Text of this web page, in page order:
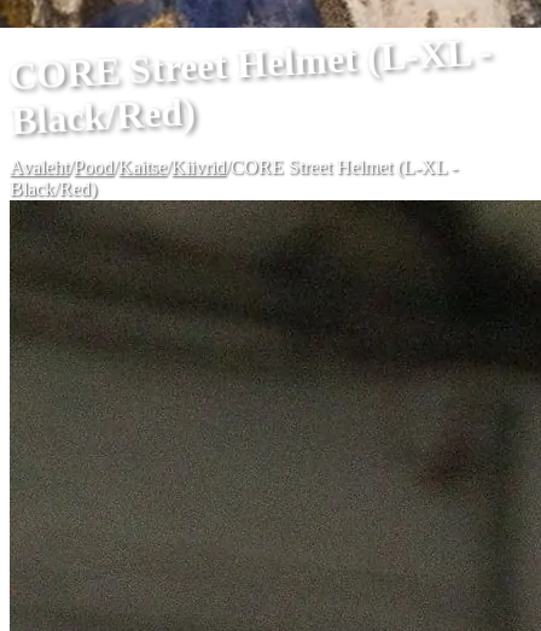
CORE Street Helmet (L-XL -
Black/Red)
Avaleht/Pood/Kaitse/Kiivrid/CORE Street Helmet (L-XL -
Black/Red)